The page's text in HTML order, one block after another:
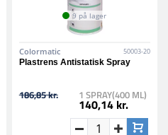
9 på lager
Colormatic 50003-20
Plastrens Antistatisk Spray
186,85 kr. 1 SPRAY(400 ML)
140,14 kr.